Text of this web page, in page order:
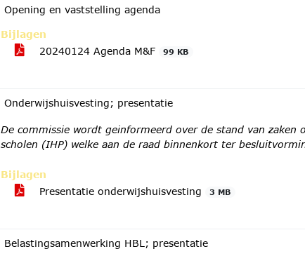
Opening en vaststelling agenda
Bijlagen
20240124 Agenda M&F
99 KB
Onderwijshuisvesting; presentatie
De commissie wordt geinformeerd over de stand van
scholen (IHP) welke aan de raad binnenkort ter
Bijlagen
Presentatie onderwijshuisvesting
3 MB
Belastingsamenwerking HBL; presentatie